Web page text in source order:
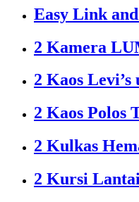
Easy Link
2 Kamera
2 Kaos
2 Kaos Polos
2 Kulkas
2 Kursi